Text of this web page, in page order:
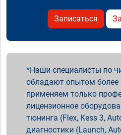
Записаться
Наши специалисты по
обладают опытом
применяем только
лицензионное
тюнинга (Flex, Kess 3,
диагностики (Launch,